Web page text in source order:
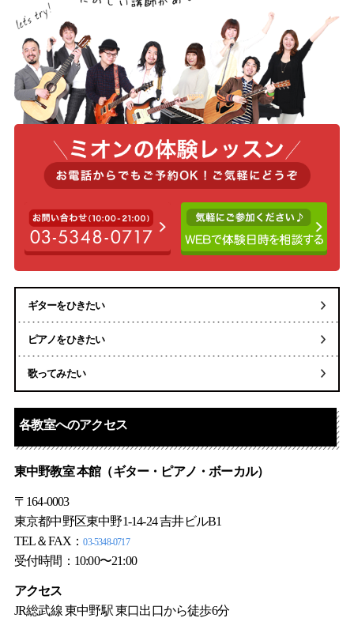
ギターをひきたい
ピアノをひきたい
歌ってみたい
各教室へのアクセス
東中野教室 本館（ギター・ ピアノ ・ボーカル）
〒164-0003
東京都中野区東中野1-14-24 吉井ビルB1
TEL＆FAX：03-5348-0717
受付時間：10:00〜21:00
アクセス
JR総武線 東中野駅 東口出口から徒歩6分